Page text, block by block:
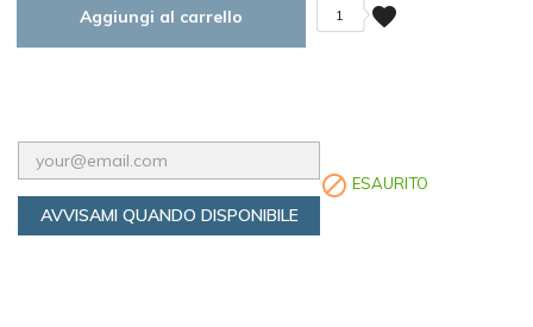
Aggiungi al carrello favorite
1
AVVISAMI QUANDO DISPONIBILE
 ESAURITO